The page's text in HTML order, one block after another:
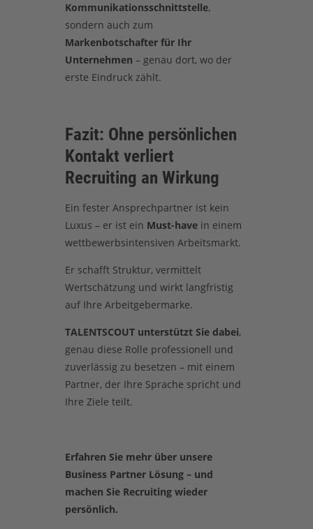
Kommunikationsschnittstelle,
sondern auch zum
Markenbotschafter für Ihr
Unternehmen – genau dort, wo der
erste Eindruck zählt.
Fazit: Ohne persönlichen
Kontakt verliert
Recruiting an Wirkung
Ein fester Ansprechpartner ist kein
Luxus – er ist ein Must-havein einem
wettbewerbsintensiven Arbeitsmarkt.
Er schafft Struktur, vermittelt
Wertschätzung und wirkt langfristig
auf Ihre Arbeitgebermarke.
TALENTSCOUT unterstützt Sie dabei,
genau diese Rolle professionell und
zuverlässig zu besetzen – mit einem
Partner, der Ihre Sprache spricht und
Ihre Ziele teilt.
Erfahren Sie mehr über unsere
Business Partner Lösung – und
machen Sie Recruiting wieder
persönlich.